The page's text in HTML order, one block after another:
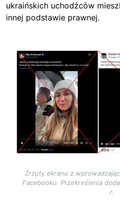
ukraińskich uchodźców
innej podstawie prawnej.
Image
Zrzuty ekranu z
Facebooku. Przekreślenia
r.